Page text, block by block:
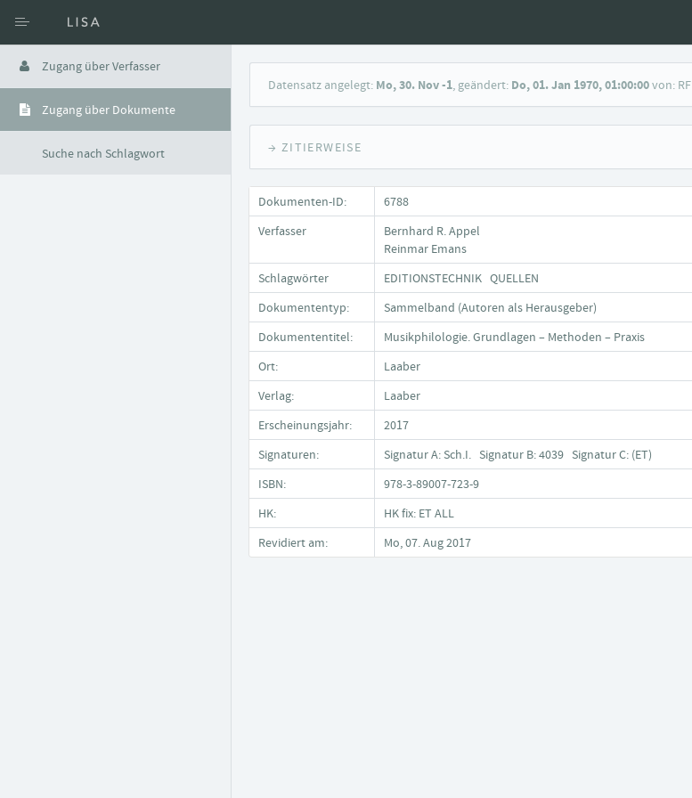
Zugang über Verfasser
Zugang über Dokumente
Suche nach Schlagwort
Datensatz angelegt: Mo, 30. Nov -1, geändert: Do, 01. Jan 1970, 01:00:00von: RF
→ ZITIERWEISE
Dokumenten-ID:
6788
Verfasser
Bernhard R. Appel
Reinmar Emans
Schlagwörter
EDITIONSTECHNIK QUELLEN
Dokumententyp:
Sammelband (Autoren als Herausgeber)
Dokumententitel:
Musikphilologie. Grundlagen – Methoden – Praxis
Ort:
Laaber
Verlag:
Laaber
Erscheinungsjahr:
2017
Signaturen:
Signatur A: Sch.I. Signatur B: 4039 Signatur C: (ET)
ISBN:
978-3-89007-723-9
HK:
HK fix: ET ALL
Revidiert am:
Mo, 07. Aug 2017